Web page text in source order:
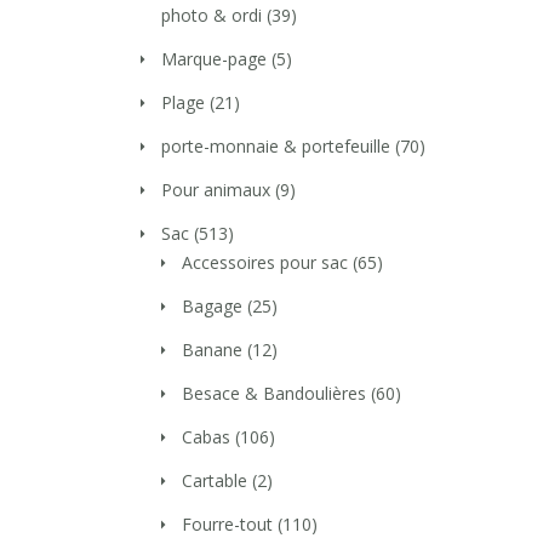
photo & ordi (39)
Marque-page (5)
Plage (21)
porte-monnaie & portefeuille (70)
Pour animaux (9)
Sac (513)
Accessoires pour sac (65)
Bagage (25)
Banane (12)
Besace & Bandoulières (60)
Cabas (106)
Cartable (2)
Fourre-tout (110)